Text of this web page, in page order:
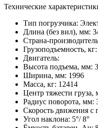
Технические
Тип погрузчика:
Длина (без вил), мм:
Страна-
Грузоподъемность, кг:
Двигатель:
Высота подъема, мм:
Ширина, мм: 1996
Масса, кг: 12414
Центр тяжести груза,
Радиус поворота, мм:
Скорость движения с
Угол наклона: 5°/ 8°